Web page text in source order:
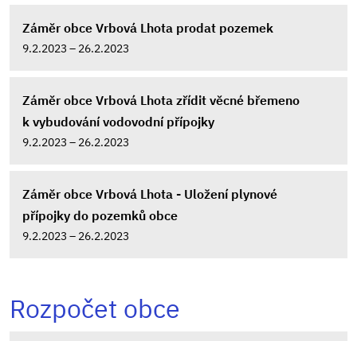
Záměr obce Vrbová Lhota prodat pozemek
9.2.2023 – 26.2.2023
Záměr obce Vrbová Lhota zřídit věcné břemeno
k vybudování vodovodní přípojky
9.2.2023 – 26.2.2023
Záměr obce Vrbová Lhota - Uložení plynové
přípojky do pozemků obce
9.2.2023 – 26.2.2023
Rozpočet obce